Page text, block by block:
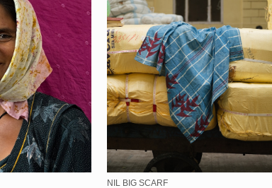
NIL BIG SCARF